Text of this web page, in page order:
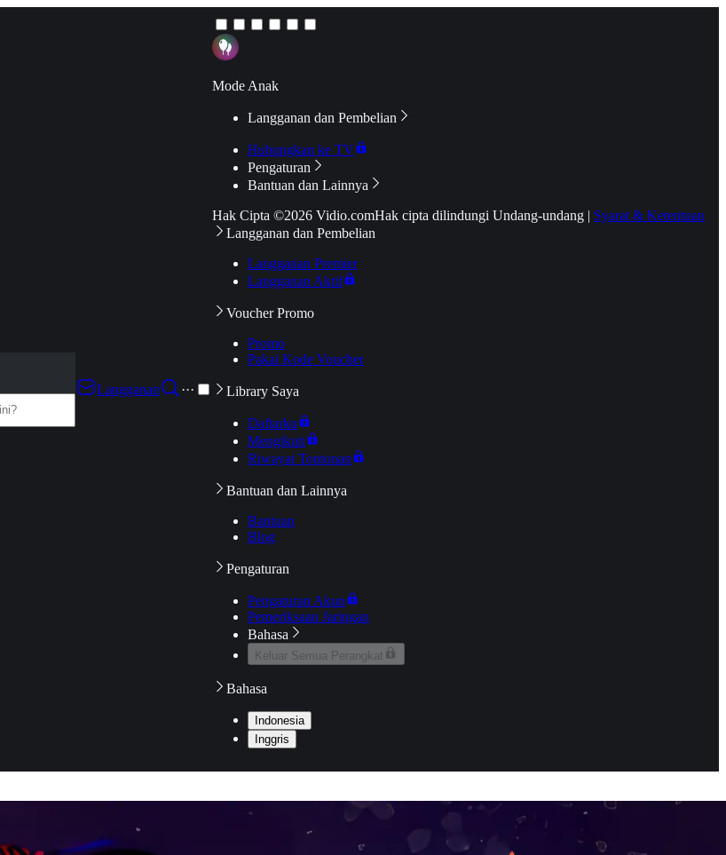
Langganan
···
Mode Anak
Langganan dan Pembelian
Hubungkan ke TV
Pengaturan
Bantuan dan Lainnya
Hak Cipta ©2026 Vidio.comHak cipta dilindungi Undang-undang | Syarat & Ketentuan
Langganan dan Pembelian
Langganan Premier
Langganan Aktif
Voucher Promo
Promo
Pakai Kode Voucher
Library Saya
Daftarku
Mengikuti
Riwayat Tontonan
Bantuan dan Lainnya
Bantuan
Blog
Pengaturan
Pengaturan Akun
Pemeriksaan Jaringan
Bahasa
Keluar Semua Perangkat
Bahasa
Indonesia
Inggris